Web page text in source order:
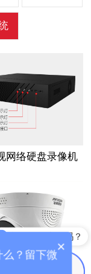
网络硬盘录像机
能介绍下产品吗？
×
么？留下微